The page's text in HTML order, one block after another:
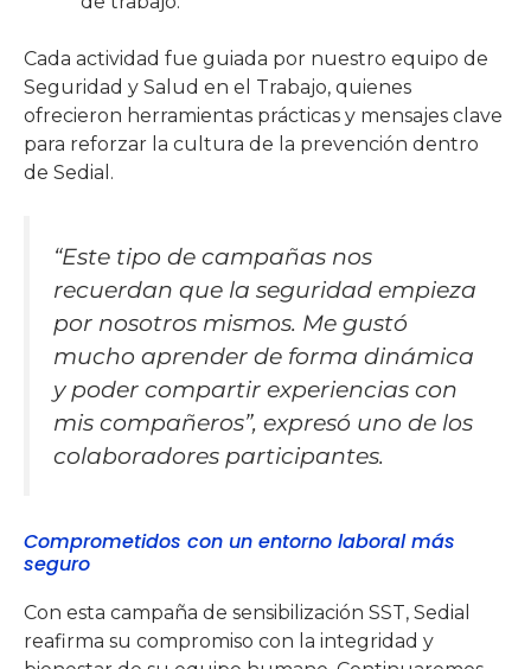
Cada actividad fue guiada por nuestro equipo de
Seguridad y Salud en el Trabajo, quienes
ofrecieron herramientas prácticas y mensajes clave
para reforzar la cultura de la prevención dentro
de Sedial.
“Este tipo de campañas nos
recuerdan que la seguridad empieza
por nosotros mismos. Me gustó
mucho aprender de forma dinámica
y poder compartir experiencias con
mis compañeros”, expresó uno de los
colaboradores participantes.
Comprometidos con un entorno laboral más
seguro
Con esta campaña de sensibilización SST, Sedial
reafirma su compromiso con la integridad y